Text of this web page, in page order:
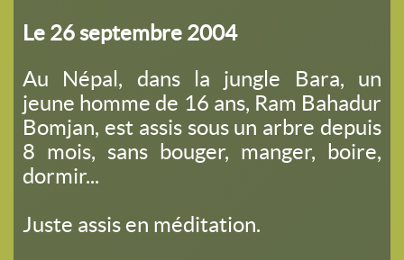
Le 26 septembre 2004
Au Népal, dans la jungle Bara, un
jeune homme de 16 ans, Ram Bahadur
Bomjan, est assis sous un arbre depuis
8 mois, sans bouger, manger, boire,
dormir...
Juste assis en méditation.